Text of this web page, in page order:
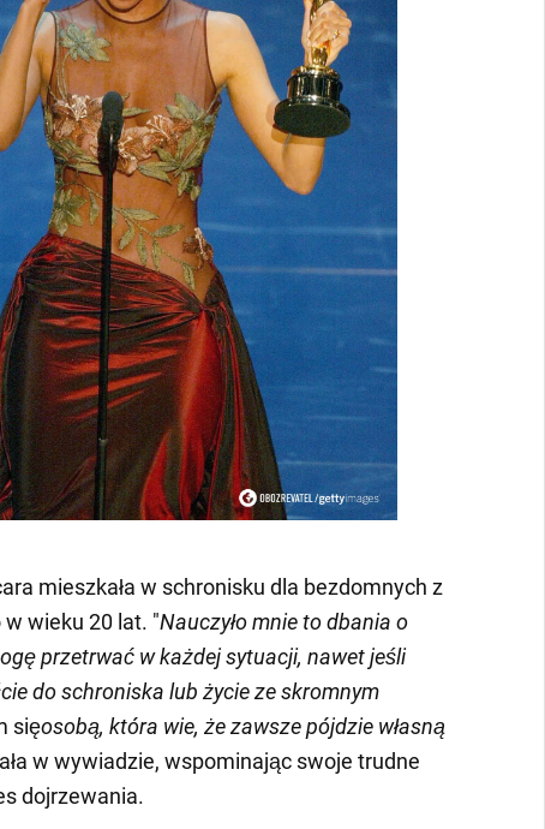
mieszkała w schronisku dla bezdomnych z
wieku 20 lat. "Nauczyło mnie to dbania o
przetrwać w każdej sytuacji, nawet jeśli
do schroniska lub życie ze skromnym
sięosobą, która wie, że zawsze pójdzie własną
w wywiadzie, wspominając swoje trudne
dojrzewania.